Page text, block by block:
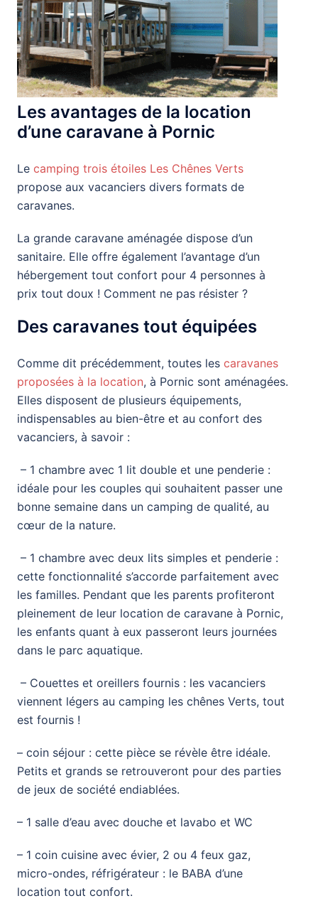
Les avantages de la location
d’une caravane à Pornic
Lecamping trois étoiles Les Chênes Verts
propose aux vacanciers divers formats de
caravanes.
La grande caravane aménagée dispose d’un
sanitaire. Elle offre également l’avantage d’un
hébergement tout confort pour 4 personnes à
prix tout doux ! Comment ne pas résister ?
Des caravanes tout équipées
Comme dit précédemment, toutes lescaravanes
proposées à la location, à Pornic sont aménagées.
Elles disposent de plusieurs équipements,
indispensables au bien-être et au confort des
vacanciers, à savoir :
– 1 chambre avec 1 lit double et une penderie :
idéale pour les couples qui souhaitent passer une
bonne semaine dans un camping de qualité, au
cœur de la nature.
– 1 chambre avec deux lits simples et penderie :
cette fonctionnalité s’accorde parfaitement avec
les familles. Pendant que les parents profiteront
pleinement de leur location de caravane à Pornic,
les enfants quant à eux passeront leurs journées
dans le parc aquatique.
– Couettes et oreillers fournis : les vacanciers
viennent légers au camping les chênes Verts, tout
est fournis !
– coin séjour : cette pièce se révèle être idéale.
Petits et grands se retrouveront pour des parties
de jeux de société endiablées.
– 1 salle d’eau avec douche et lavabo et WC
– 1 coin cuisine avec évier, 2 ou 4 feux gaz,
micro-ondes, réfrigérateur : le BABA d’une
location tout confort.